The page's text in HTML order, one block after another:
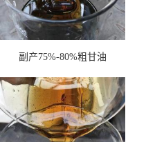
副产75%-80%粗甘油